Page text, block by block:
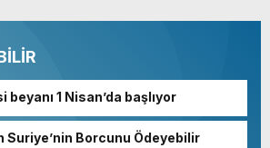
1 Nisan’da başlıyor
Suriye’nin Borcunu Ödeyebilir